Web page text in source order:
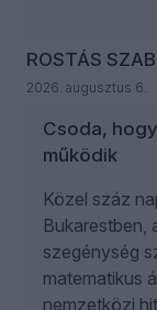
ROSTÁS
2026. augusztus 6.
Csoda,
működik
Közel száz
Bukarestben,
szegénység
matematikus
nemzetközi